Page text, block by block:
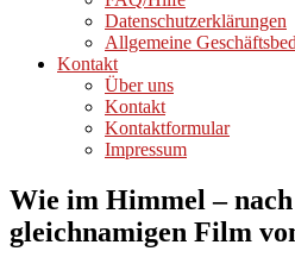
Datenschutzerklärungen
Allgemeine
Kontakt
Über uns
Kontakt
Kontaktformular
Impressum
Wie im Himmel –
gleichnamigen Film